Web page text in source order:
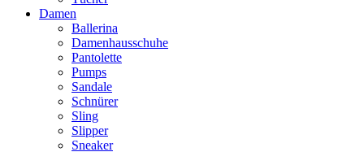
Damen
Ballerina
Damenhausschuhe
Pantolette
Pumps
Sandale
Schnürer
Sling
Slipper
Sneaker